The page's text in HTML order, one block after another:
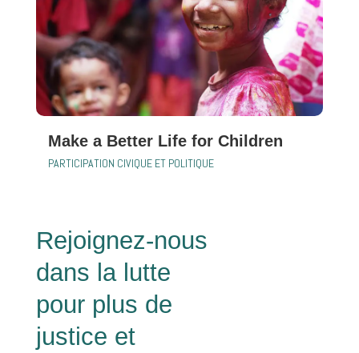
Make a Better Life for Children
PARTICIPATION CIVIQUE ET POLITIQUE
Rejoignez-nous
dans la lutte
pour plus de
justice et